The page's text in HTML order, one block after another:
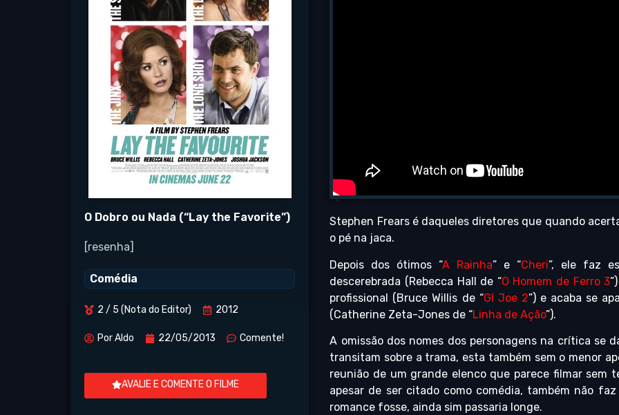
O Dobro ou Nada (“Lay the Favorite”)
[resenha]
Comédia
2 / 5 (Nota do Editor) 2012
PorAldo 22/05/2013 Comente!
AVALIE E COMENTE O FILME
Stephen Frears é daqueles diretores que quando
o pé na jaca.
Depois dos ótimos “A Rainha” e “Cheri”, ele faz
descerebrada (Rebecca Hall de “O Homem de Ferro 3
profissional (Bruce Willis de “GI Joe 2”) e acaba se
(Catherine Zeta-Jones de “Linha de Ação”).
A omissão dos nomes dos personagens na crítica se
transitam sobre a trama, esta também sem o menor
reunião de um grande elenco que parece filmar sem
apesar de ser citado como comédia, também não
romance fosse, ainda sim passaria longe.